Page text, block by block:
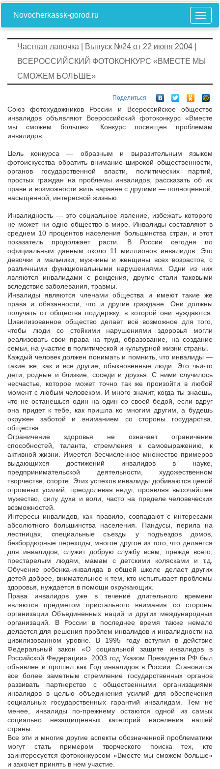
Novocherkassk-gorod.ru
Частная лавочка Выпуск №24 от 22 июня 2004
ВСЕРОССИЙСКИЙ ФОТОКОНКУРС «ВМЕСТЕ МЫ
СМОЖЕМ БОЛЬШЕ»
Поделиться
Союз фотохудожников России и Всероссийское общество
инвалидов объявляют Всероссийский фотоконкурс «Вместе
мы сможем больше». Конкурс посвящен проблемам
инвалидов.
Цель конкурса — образным и выразительным языком
фотоискусства обратить внимание широкой общественности,
органов государственной власти, политических партий,
простых граждан на проблемы инвалидов, рассказать об их
праве и возможности жить наравне с другими — полноценной,
насыщенной, интересной жизнью.
Инвалидность — это социальное явление, избежать которого
не может ни одно общество в мире. Инвалиды составляют в
среднем 10 процентов населения большинства стран, и этот
показатель продолжает расти. В России сегодня по
официальным данным около 11 миллионов инвалидов. Это
девочки и мальчики, мужчины и женщины всех возрастов, с
различными функциональными нарушениями. Одни из них
являются инвалидами с рождения, другие стали таковыми
вследствие заболевания, травмы.
Инвалиды являются членами общества и имеют такие же
права и обязанности, что и другие граждане. Они должны
получать от общества поддержку, в которой они нуждаются.
Цивилизованное общество делает всё возможное для того,
чтобы люди со стойкими нарушениями здоровья могли
реализовать свои права на труд, образование, на создание
семьи, на участие в политической и культурной жизни страны.
Каждый человек должен понимать и помнить, что инвалиды —
такие же, как и все другие, обыкновенные люди. Это чьи-то
дети, родные и близкие, соседи и друзья. С ними случилось
несчастье, которое может точно так же произойти в любой
момент с любым человеком. И много значит, когда ты знаешь,
что не останешься один на один со своей бедой, если вдруг
она придет к тебе, как пришла ко многим другим, а будешь
окружен заботой и вниманием со стороны государства,
общества.
Ограничение здоровья не означает ограничение
способностей, таланта, стремления к самовыражению, к
активной жизни. Имеется бесчисленное множество примеров
выдающихся достижений инвалидов в науке,
предпринимательской деятельности, художественном
творчестве, спорте. Этих успехов инвалиды добиваются ценой
огромных усилий, преодолевая недуг, проявляя высочайшее
мужество, силу духа и воли, часто на пределе человеческих
возможностей.
Интересы инвалидов, как правило, совпадают с интересами
абсолютного большинства населения. Пандусы, перила на
лестницах, специальные съезды у подъездов домов,
безбордюрные переходы, многое другое из того, что делается
для инвалидов, служит добрую службу всем, прежде всего,
престарелым людям, мамам с детскими колясками и т.д.
Обучение ребенка-инвалида в общей школе делает других
детей добрее, внимательнее к тем, кто испытывает проблемы
здоровья, нуждается в помощи окружающих.
Права инвалидов уже в течение длительного времени
являются предметом пристального внимания со стороны
организации Объединенных наций и других международных
организаций. В России в последнее время также немало
делается для решения проблем инвалидов и инвалидности на
цивилизованном уровне. В 1995 году вступил в действие
Федеральный закон «О социальной защите инвалидов в
Российской Федерации». 2003 год Указом Президента РФ был
объявлен и прошел как Год инвалидов в России. Становится
все более заметным стремление государственных органов
развивать партнерство с общественными организациями
инвалидов в целью объединения усилий для обеспечения
социальных государственных гарантий инвалидам. Тем не
менее, инвалиды по-прежнему остаются одной из самых
социально незащищенных категорий населения нашей
страны.
Все эти и многие другие аспекты обозначенной проблематики
могут стать примером творческого поиска тех, кто
заинтересуется фотоконкурсом «Вместе мы сможем больше»
и захочет принять в нем участие.